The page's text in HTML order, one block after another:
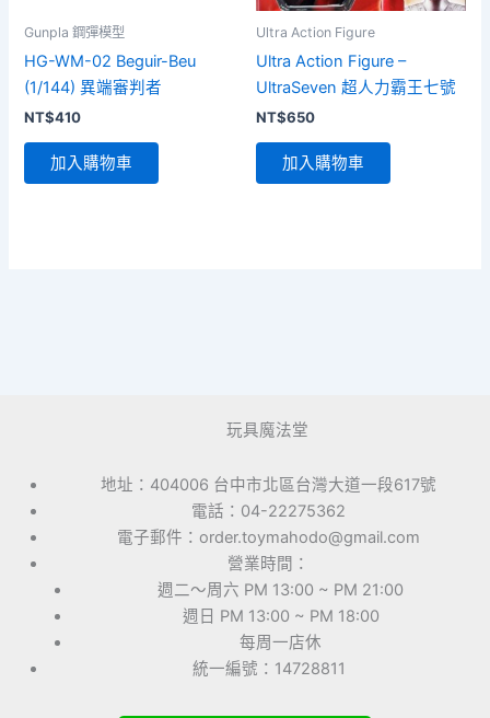
Gunpla 鋼彈模型
HG-WM-02 Beguir-Beu
(1/144) 異端審判者
NT$410
加入購物車
Ultra Action Figure
Ultra Action Figure –
UltraSeven 超人力霸王七號
NT$650
加入購物車
玩具魔法堂
地址：404006 台中市北區台灣大道一段617號
電話：04-22275362
電子郵件：order.toymahodo@gmail.com
營業時間：
週二～周六 PM 13:00 ~ PM 21:00
週日 PM 13:00 ~ PM 18:00
每周一店休
統一編號：14728811